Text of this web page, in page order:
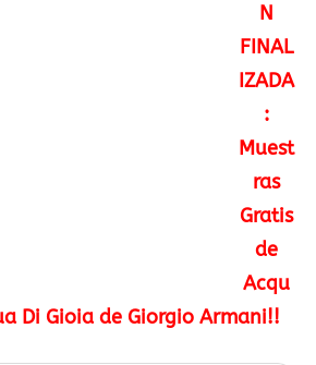
N
FINAL
IZADA
:
Muest
ras
Gratis
de
Acqu
Di Gioia de Giorgio Armani!!